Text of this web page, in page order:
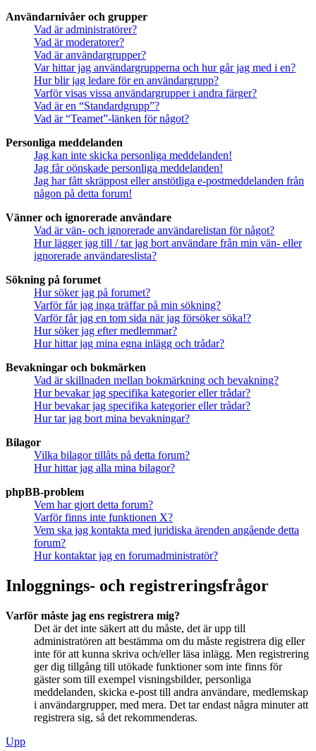
Användarnivåer och grupper
Vad är administratörer?
Vad är moderatorer?
Vad är användargrupper?
Var hittar jag användargrupperna och hur går jag med i en?
Hur blir jag ledare för en användargrupp?
Varför visas vissa användargrupper i andra färger?
Vad är en “Standardgrupp”?
Vad är “Teamet”-länken för något?
Personliga meddelanden
Jag kan inte skicka personliga meddelanden!
Jag får oönskade personliga meddelanden!
Jag har fått skräppost eller anstötliga e-postmeddelanden från
någon på detta forum!
Vänner och ignorerade användare
Vad är vän- och ignorerade användarelistan för något?
Hur lägger jag till / tar jag bort användare från min vän- eller
ignorerade användareslista?
Sökning på forumet
Hur söker jag på forumet?
Varför får jag inga träffar på min sökning?
Varför får jag en tom sida när jag försöker söka!?
Hur söker jag efter medlemmar?
Hur hittar jag mina egna inlägg och trådar?
Bevakningar och bokmärken
Vad är skillnaden mellan bokmärkning och bevakning?
Hur bevakar jag specifika kategorier eller trådar?
Hur bevakar jag specifika kategorier eller trådar?
Hur tar jag bort mina bevakningar?
Bilagor
Vilka bilagor tillåts på detta forum?
Hur hittar jag alla mina bilagor?
phpBB-problem
Vem har gjort detta forum?
Varför finns inte funktionen X?
Vem ska jag kontakta med juridiska ärenden angående detta
forum?
Hur kontaktar jag en forumadministratör?
Inloggnings- och registreringsfrågor
Varför måste jag ens registrera mig?
Det är det inte säkert att du måste, det är upp till
administratören att bestämma om du måste registrera dig eller
inte för att kunna skriva och/eller läsa inlägg. Men registrering
ger dig tillgång till utökade funktioner som inte finns för
gäster som till exempel visningsbilder, personliga
meddelanden, skicka e-post till andra användare, medlemskap
i användargrupper, med mera. Det tar endast några minuter att
registrera sig, så det rekommenderas.
Upp